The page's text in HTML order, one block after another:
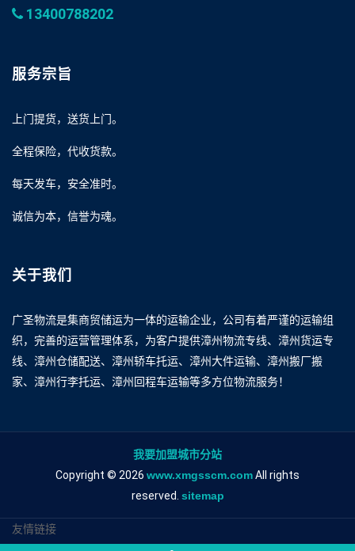
13400788202
服务宗旨
上门提货，送货上门。
全程保险，代收货款。
每天发车，安全准时。
诚信为本，信誉为魂。
关于我们
广圣物流是集商贸储运为一体的运输企业，公司有着严谨的运输组
织，完善的运营管理体系，为客户提供漳州物流专线、漳州货运专
线、漳州仓储配送、漳州轿车托运、漳州大件运输、漳州搬厂搬
家、漳州行李托运、漳州回程车运输等多方位物流服务！
我要加盟城市分站
Copyright © 2026 www.xmgsscm.comAll rights
reserved. sitemap
友情链接